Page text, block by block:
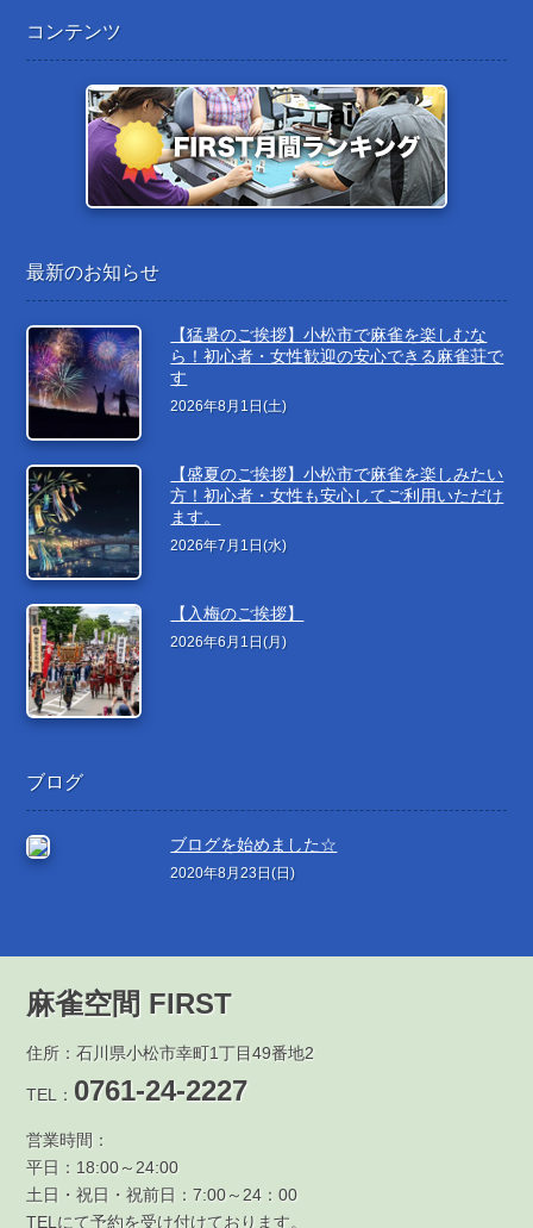
コンテンツ
最新のお知らせ
【猛暑のご挨拶】小松市で麻雀を楽しむな
ら！初心者・女性歓迎の安心できる麻雀荘で
す
2026年8月1日(土)
【盛夏のご挨拶】小松市で麻雀を楽しみたい
方！初心者・女性も安心してご利用いただけ
ます。
2026年7月1日(水)
【入梅のご挨拶】
2026年6月1日(月)
ブログ
ブログを始めました☆
2020年8月23日(日)
麻雀空間 FIRST
住所：石川県小松市幸町1丁目49番地2
TEL： 0761-24-2227
営業時間：
平日：18:00～24:00
土日・祝日・祝前日：7:00～24：00
TELにて予約を受け付けております。